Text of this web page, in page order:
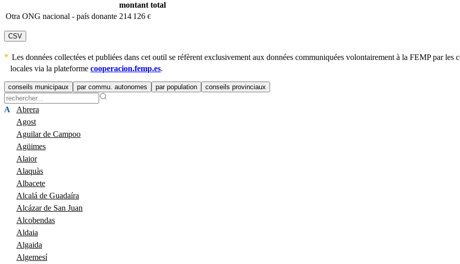
montant total
Otra ONG nacional - país donante 214 126 €
CSV
Les données collectées et publiées dans cet outil se réfèrent exclusivement aux données communiquées volontairement à la FEMP par les
locales via la plateforme cooperacion.femp.es.
conseils municipaux par commu. autonomes par population conseils provinciaux
A
Abrera
Agost
Aguilar de Campoo
Agüimes
Alaior
Alaquàs
Albacete
Alcalá de Guadaíra
Alcázar de San Juan
Alcobendas
Aldaia
Algaida
Algemesí